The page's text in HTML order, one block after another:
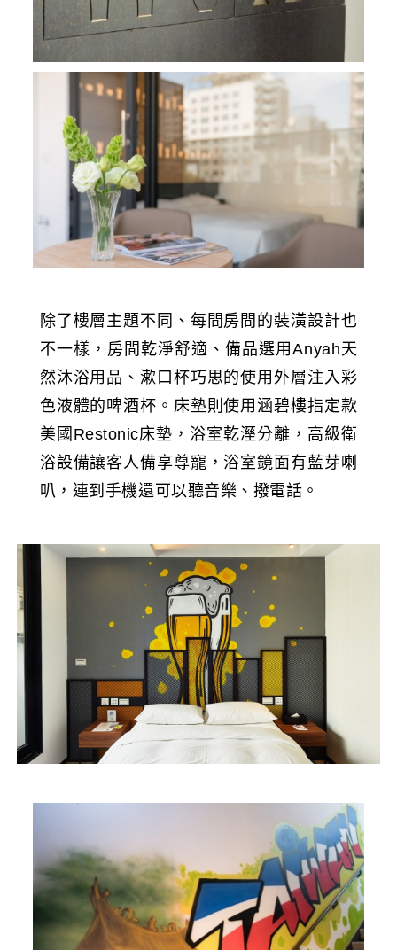
除了樓層主題不同、每間房間的裝潢設計也
不一樣，房間乾淨舒適、備品選用Anyah天
然沐浴用品、漱口杯巧思的使用外層注入彩
色液體的啤酒杯。床墊則使用涵碧樓指定款
美國Restonic床墊，浴室乾溼分離，高級衛
浴設備讓客人備享尊寵，浴室鏡面有藍芽喇
叭，連到手機還可以聽音樂、撥電話。